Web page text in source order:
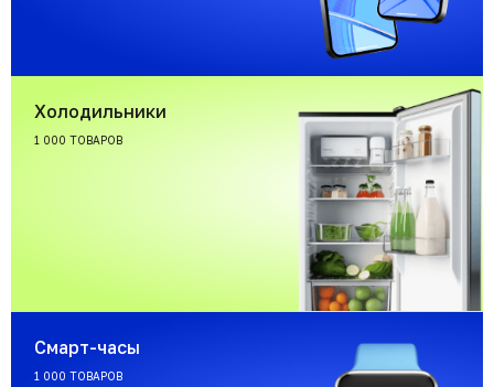
Холодильники
1 000 ТОВАРОВ
Смарт-часы
1 000 ТОВАРОВ